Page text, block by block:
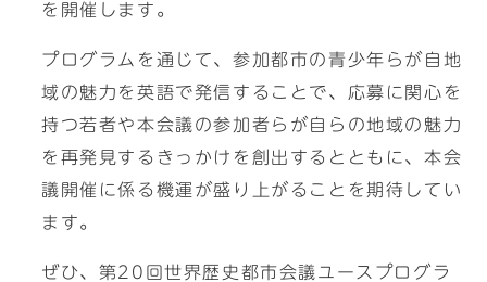
を開催します。
プログラムを通じて、参加都市の青少年らが自地
域の魅力を英語で発信することで、応募に関心を
持つ若者や本会議の参加者らが自らの地域の魅力
を再発見するきっかけを創出するとともに、本会
議開催に係る機運が盛り上がることを期待してい
ます。
ぜひ、第20回世界歴史都市会議ユースプログラ